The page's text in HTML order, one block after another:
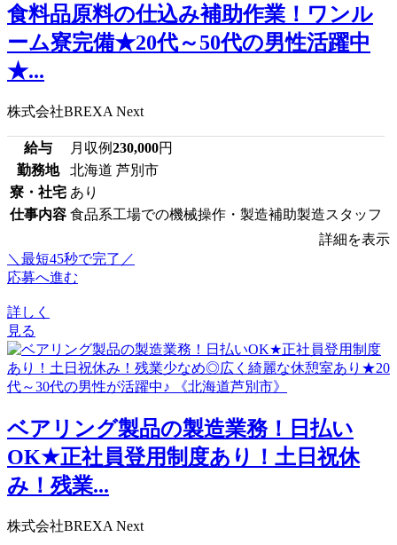
食料品原料の仕込み補助作業！ワンル
ーム寮完備★20代～50代の男性活躍中
★...
株式会社BREXA Next
給与 月収例230,000円
勤務地
北海道 芦別市
寮・社宅 あり
仕事内容 食品系工場での機械操作・製造補助製造スタッフ
詳細を表示
＼最短45秒で完了／
応募へ進む
詳しく
見る
ベアリング製品の製造業務！日払い
OK★正社員登用制度あり！土日祝休
み！残業...
株式会社BREXA Next